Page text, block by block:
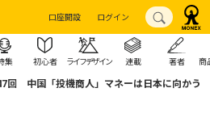
口座開設 ログイン
集 初心者 ライフデザイン 連載 著者 商
回 中国「投機商人」マネーは日本に向かう